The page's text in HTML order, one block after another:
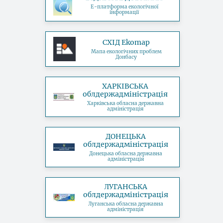
Е-платформа екологічної
інформації
СХІД Ekomap
Мапа екологічних проблем
Донбасу
ХАРКІВСЬКА
облдержадміністрація
Харківська обласна державна
адміністрація
ДОНЕЦЬКА
облдержадміністрація
Донецька обласна державна
адміністрація
ЛУГАНСЬКА
облдержадміністрація
Луганська обласна державна
адміністрація